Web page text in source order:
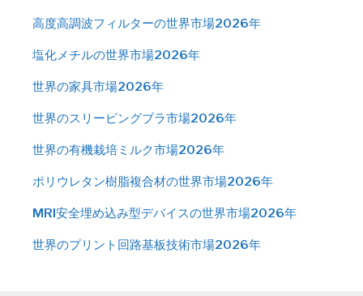
高度高調波フィルターの世界市場2026年
塩化メチルの世界市場2026年
世界の家具市場2026年
世界のスリーピングブラ市場2026年
世界の有機栽培ミルク市場2026年
ポリウレタン樹脂複合材の世界市場2026年
MRI安全埋め込み型デバイスの世界市場2026年
世界のプリント回路基板技術市場2026年